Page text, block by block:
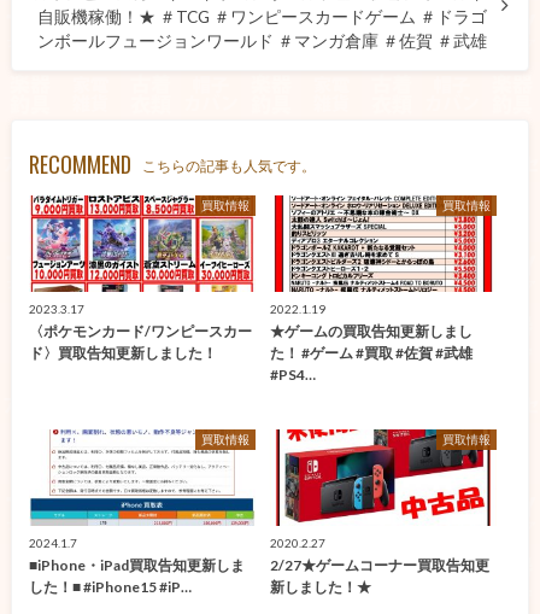
自販機稼働！★ ＃TCG ＃ワンピースカードゲーム ＃ドラゴ
ンボールフュージョンワールド ＃マンガ倉庫 ＃佐賀 ＃武雄
RECOMMEND こちらの記事も人気です。
買取情報
2023.3.17
〈ポケモンカード/ワンピースカー
ド〉買取告知更新しました！
買取情報
2022.1.19
★ゲームの買取告知更新しまし
た！ #ゲーム #買取 #佐賀 #武雄
#PS4…
買取情報
2024.1.7
■iPhone・iPad買取告知更新しま
した！■ #iPhone15 #iP…
買取情報
2020.2.27
2/27★ゲームコーナー買取告知更
新しました！★